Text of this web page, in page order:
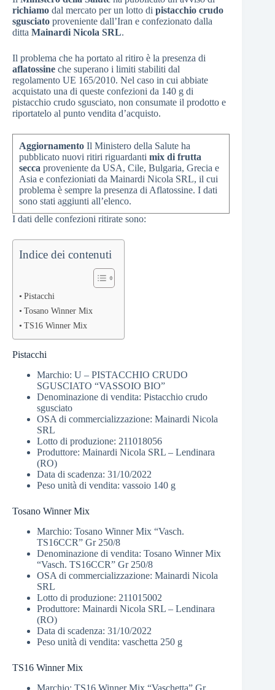
richiamo dal mercato per un lotto di pistacchio crudo
sgusciato proveniente dall’Iran e confezionato dalla
ditta Mainardi Nicola SRL.
Il problema che ha portato al ritiro è la presenza di
aflatossine che superano i limiti stabiliti dal
regolamento UE 165/2010. Nel caso in cui abbiate
acquistato una di queste confezioni da 140 g di
pistacchio crudo sgusciato, non consumate il prodotto e
riportatelo al punto vendita d’acquisto.
Aggiornamento Il Ministero della Salute ha
pubblicato nuovi ritiri riguardanti mix di frutta
secca proveniente da USA, Cile, Bulgaria, Grecia e
Asia e confezioniati da Mainardi Nicola SRL, il cui
problema è sempre la presenza di Aflatossine. I dati
sono stati aggiunti all’elenco.
I dati delle confezioni ritirate sono:
Indice dei contenuti
Pistacchi
Tosano Winner Mix
TS16 Winner Mix
Pistacchi
Marchio: U – PISTACCHIO CRUDO
SGUSCIATO “VASSOIO BIO”
Denominazione di vendita: Pistacchio crudo
sgusciato
OSA di commercializzazione: Mainardi Nicola
SRL
Lotto di produzione: 211018056
Produttore: Mainardi Nicola SRL – Lendinara
(RO)
Data di scadenza: 31/10/2022
Peso unità di vendita: vassoio 140 g
Tosano Winner Mix
Marchio: Tosano Winner Mix “Vasch.
TS16CCR” Gr 250/8
Denominazione di vendita: Tosano Winner Mix
“Vasch. TS16CCR” Gr 250/8
OSA di commercializzazione: Mainardi Nicola
SRL
Lotto di produzione: 211015002
Produttore: Mainardi Nicola SRL – Lendinara
(RO)
Data di scadenza: 31/10/2022
Peso unità di vendita: vaschetta 250 g
TS16 Winner Mix
Marchio: TS16 Winner Mix “Vaschetta” Gr